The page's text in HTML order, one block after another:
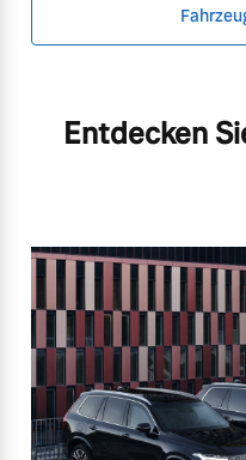
Entdecken